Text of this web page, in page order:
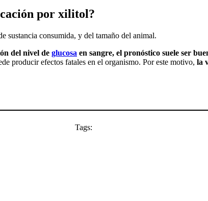
por xilitol?
sustancia consumida, y del tamaño del animal.
del nivel de glucosa en sangre, el pronóstico suele ser
producir efectos fatales en el organismo. Por este motivo, la
Tags: